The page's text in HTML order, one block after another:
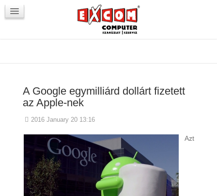
VörösmartyKOCKA
A Google egymilliárd dollárt fizetett
az Apple-nek
2016 January 20 13:16
Azt